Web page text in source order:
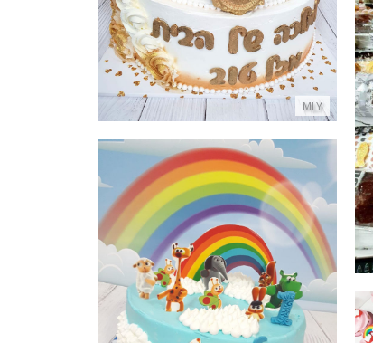
MLY
עוגת בייבי לגיל שנה
פרטים נוספים